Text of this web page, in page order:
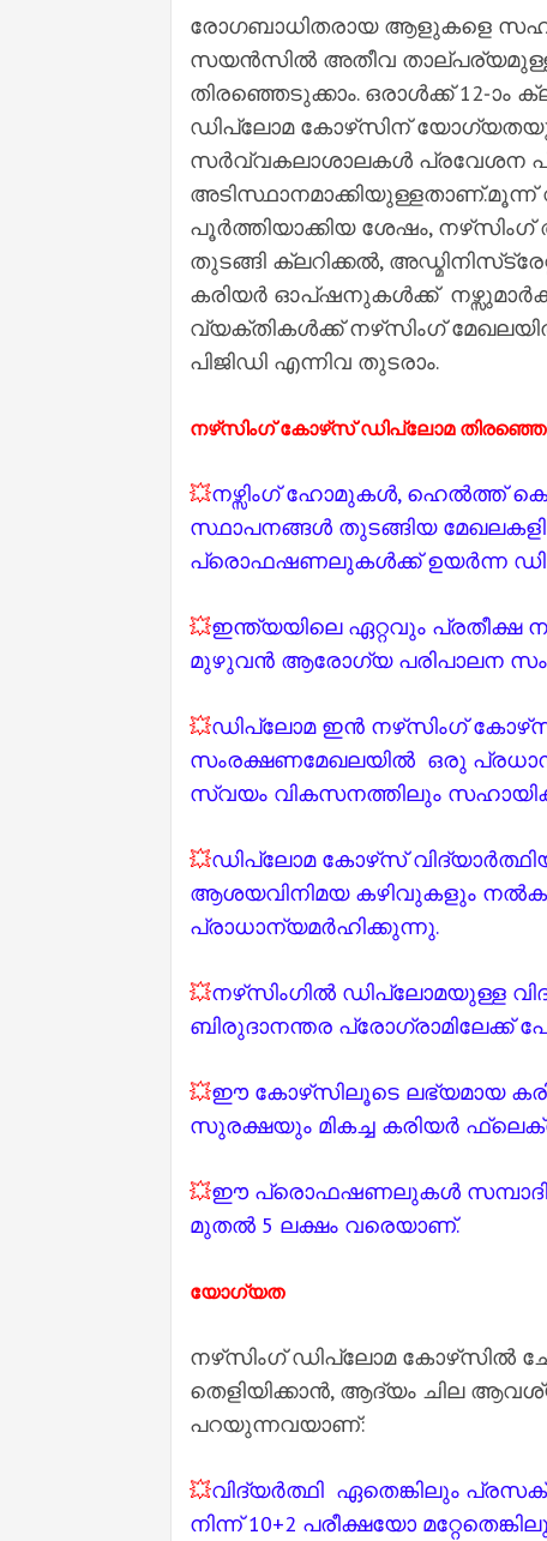
രോഗബാധിതരായ ആളുകളെ
സയൻസിൽ അതീവ
തിരഞ്ഞെടുക്കാം. ഒരാൾക്ക് 12-
ഡിപ്ലോമ കോഴ്‌സിന്
സർവ്വകലാശാലകൾ പ്രവേശന
പൂർത്തിയാക്കിയ ശേഷം,
തുടങ്ങി ക്ലറിക്കൽ,
കരിയർ ഓപ്ഷനുകൾക്ക്
വ്യക്തികൾക്ക് നഴ്‌സിംഗ്
പിജിഡി എന്നിവ തുടരാം.
നഴ്‌സിംഗ് കോഴ്‌സ് ഡിപ്ലോമ
💥നഴ്സിംഗ് ഹോമുകൾ, ഹെൽത്ത്
സ്ഥാപനങ്ങൾ തുടങ്ങിയ
പ്രൊഫഷണലുകൾക്ക് ഉയർന്ന
💥ഇന്ത്യയിലെ ഏറ്റവും
മുഴുവൻ ആരോഗ്യ പരിപാലന
💥ഡിപ്ലോമ ഇൻ നഴ്‌സിംഗ്
സംരക്ഷണമേഖലയിൽ ഒരു
സ്വയം വികസനത്തിലും
💥ഡിപ്ലോമ കോഴ്‌സ്
ആശയവിനിമയ കഴിവുകളും
പ്രാധാന്യമർഹിക്കുന്നു.
💥നഴ്‌സിംഗിൽ ഡിപ്ലോമയുള്ള
ബിരുദാനന്തര പ്രോഗ്രാമിലേക്ക്
💥ഈ കോഴ്‌സിലൂടെ ലഭ്യമായ
സുരക്ഷയും മികച്ച കരിയർ
💥ഈ പ്രൊഫഷണലുകൾ
മുതൽ 5 ലക്ഷം വരെയാണ്.
യോഗ്യത
നഴ്‌സിംഗ് ഡിപ്ലോമ കോഴ്‌സിൽ
തെളിയിക്കാൻ, ആദ്യം ചില
പറയുന്നവയാണ്:
💥വിദ്യർത്ഥി ഏതെങ്കിലും
നിന്ന് 10+2 പരീക്ഷയോ